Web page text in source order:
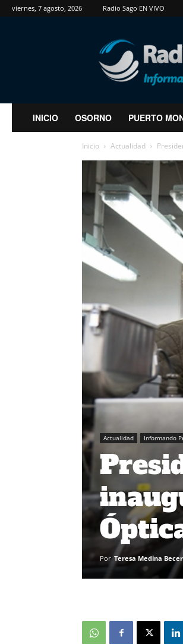
viernes, 7 agosto, 2026 Radio Sago EN VIVO
RadioSago
INICIO OSORNO PUERTO
Inicio Actualidad
Actualidad Informando
Por Teresa Medina